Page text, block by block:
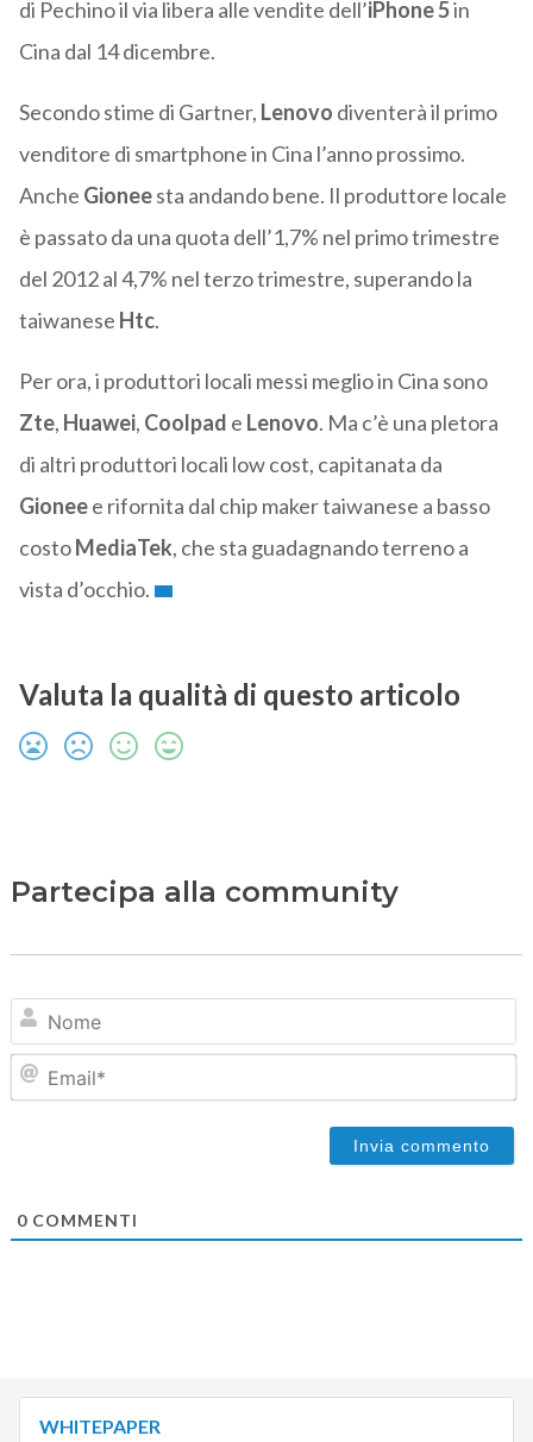
di Pechino il via libera alle vendite dell’iPhone 5in
Cina dal 14 dicembre.
Secondo stime di Gartner, Lenovo diventerà il primo
venditore di smartphone in Cina l’anno prossimo.
Anche Gioneesta andando bene. Il produttore locale
è passato da una quota dell’1,7% nel primo trimestre
del 2012 al 4,7% nel terzo trimestre, superando la
taiwanese Htc.
Per ora, i produttori locali messi meglio in Cina sono
Zte, Huawei, Coolpad e Lenovo. Ma c’è una pletora
di altri produttori locali low cost, capitanata da
Gioneee rifornita dal chip maker taiwanese a basso
costoMediaTek, che sta guadagnando terreno a
vista d’occhio.
Valuta la qualità di questo articolo
Partecipa alla community
0COMMENTI
WHITEPAPER